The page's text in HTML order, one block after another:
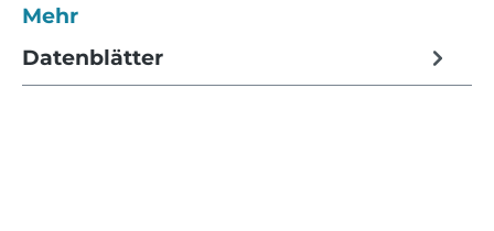
Mehr
Datenblätter